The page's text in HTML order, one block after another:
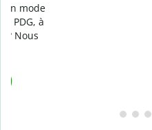
Vérifiez que vos écrits
logiciel anti-plagiat.
secondes et identifiez les